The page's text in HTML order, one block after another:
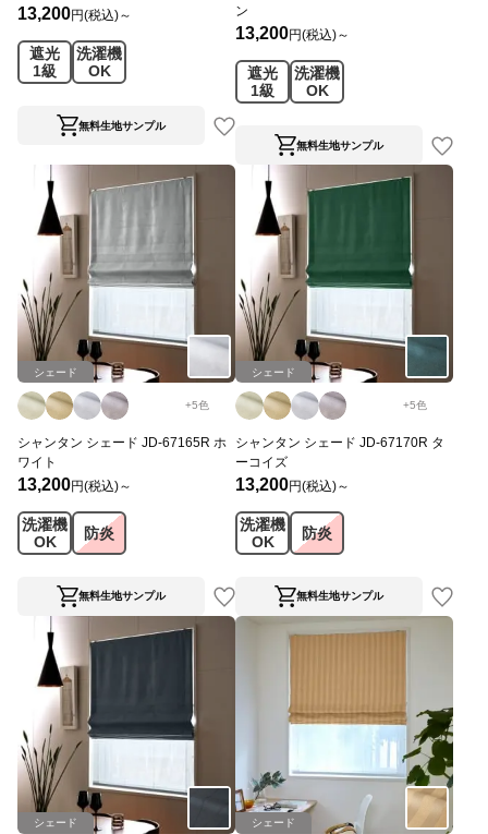
13,200円(税込)～
遮光
1級
洗濯機
OK
無料生地サンプル
ン
13,200円(税込)～
遮光
1級
洗濯機
OK
無料生地サンプル
シェード
+5色
シャンタン シェード JD-67165R ホ
ワイト
13,200円(税込)～
洗濯機
OK
防炎
無料生地サンプル
シェード
+5色
シャンタン シェード JD-67170R タ
ーコイズ
13,200円(税込)～
洗濯機
OK
防炎
無料生地サンプル
シェード シェード